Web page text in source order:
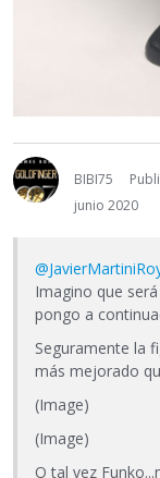
BIBI75
junio 2020
Imagino que
pongo a
Seguramente la
más mejorado
(Image)
(Image)
O tal vez